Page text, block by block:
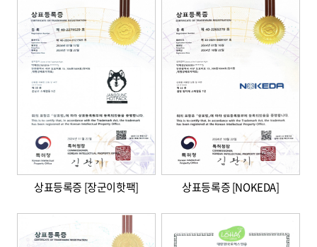
상표등록증 [장군이핫팩] 상표등록증 [NOKEDA]